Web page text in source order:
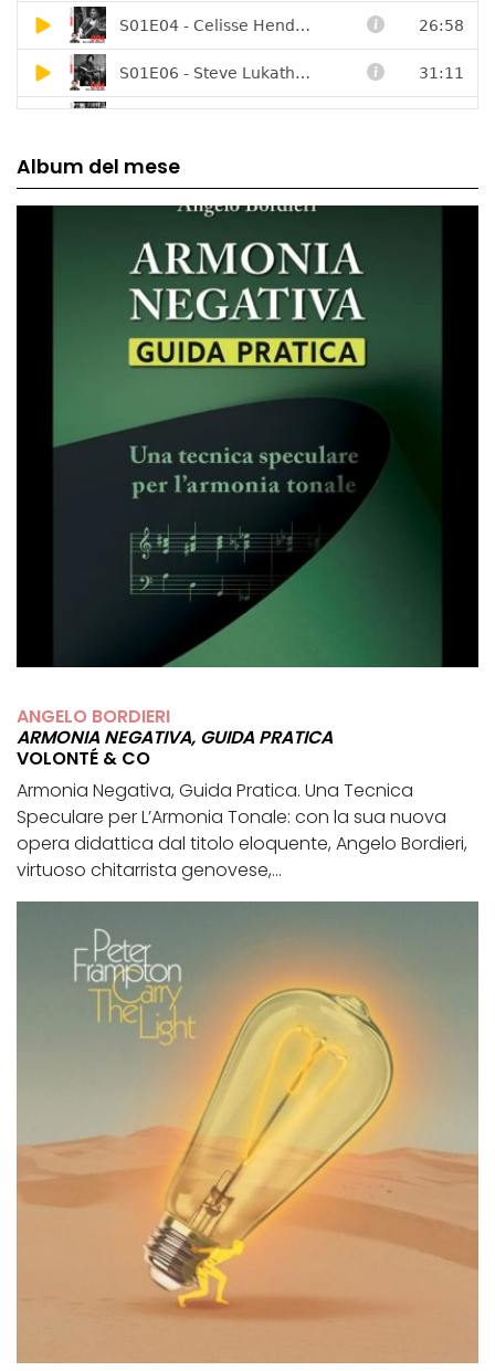
Album del mese
ANGELO BORDIERI
ARMONIA NEGATIVA, GUIDA PRATICA
VOLONTÉ & CO
Armonia Negativa, Guida Pratica. Una Tecnica
Speculare per L’Armonia Tonale: con la sua nuova
opera didattica dal titolo eloquente, Angelo Bordieri,
virtuoso chitarrista genovese,...